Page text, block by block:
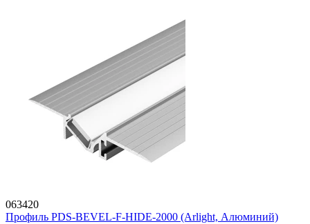
063420
Профиль PDS-BEVEL-F-HIDE-2000 (Arlight, Алюминий)